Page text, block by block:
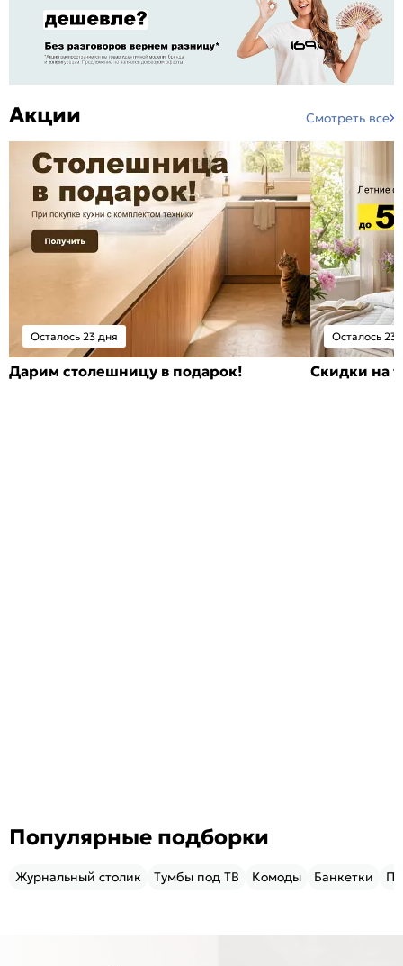
Акции Смотреть все
Осталось 23 дня
Дарим столешницу в подарок!
Осталось 23
Скидки на
Популярные подборки
Журнальный столик Тумбы под ТВ Комоды Банкетки